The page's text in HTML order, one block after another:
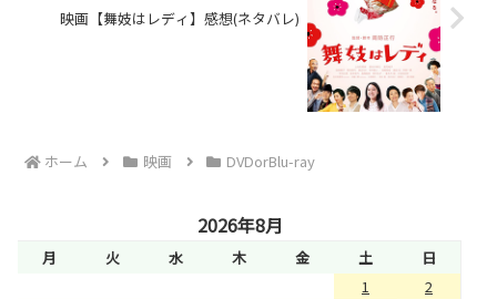
映画【舞妓はレディ】感想(ネタバレ)
ホーム 映画 DVDorBlu-ray
2026年8月
月 火 水 木 金 土
日
1
2